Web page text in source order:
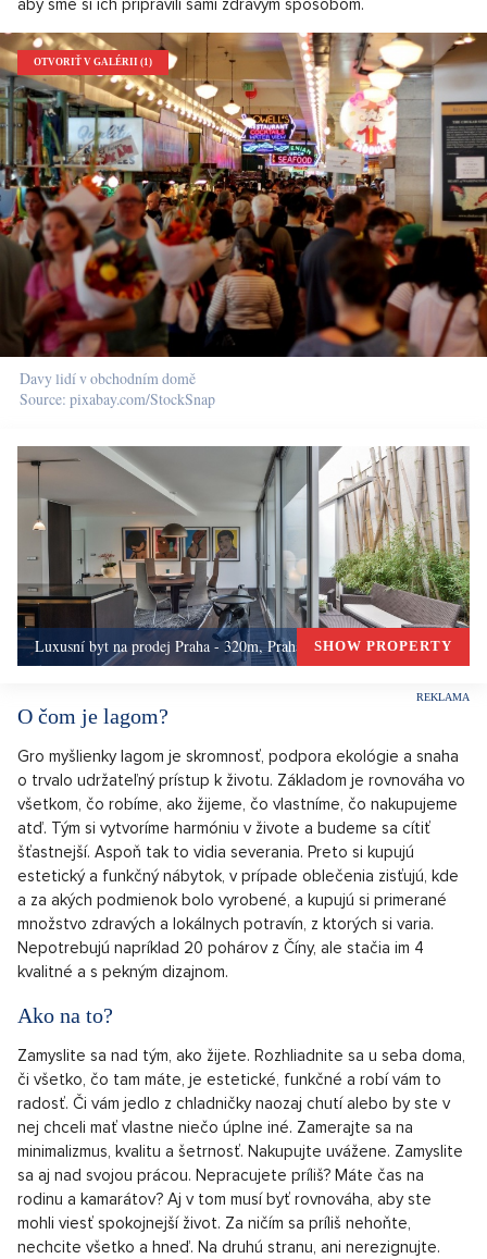
OTVORIŤ V GALÉRII (1)
Davy lidí v obchodním domě
Source: pixabay.com/StockSnap
Luxusní byt na prodej Praha - 320m, Praha 5 SHOW PROPERTY
O čom je lagom?
Gro myšlienky lagom je skromnosť, podpora ekológie a snaha
o trvalo udržateľný prístup k životu. Základom je rovnováha vo
všetkom, čo robíme, ako žijeme, čo vlastníme, čo nakupujeme
atď. Tým si vytvoríme harmóniu v živote a budeme sa cítiť
šťastnejší. Aspoň tak to vidia severania. Preto si kupujú
estetický a funkčný nábytok, v prípade oblečenia zisťujú, kde
a za akých podmienok bolo vyrobené, a kupujú si primerané
množstvo zdravých a lokálnych potravín, z ktorých si varia.
Nepotrebujú napríklad 20 pohárov z Číny, ale stačia im 4
kvalitné a s pekným dizajnom.
Ako na to?
Zamyslite sa nad tým, ako žijete. Rozhliadnite sa u seba doma,
či všetko, čo tam máte, je estetické, funkčné a robí vám to
radosť. Či vám jedlo z chladničky naozaj chutí alebo by ste v
nej chceli mať vlastne niečo úplne iné. Zamerajte sa na
minimalizmus, kvalitu a šetrnosť. Nakupujte uvážene. Zamyslite
sa aj nad svojou prácou. Nepracujete príliš? Máte čas na
rodinu a kamarátov? Aj v tom musí byť rovnováha, aby ste
mohli viesť spokojnejší život. Za ničím sa príliš nehoňte,
nechcite všetko a hneď. Na druhú stranu, ani nerezignujte.